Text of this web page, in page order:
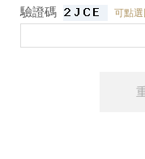
驗證碼 可點